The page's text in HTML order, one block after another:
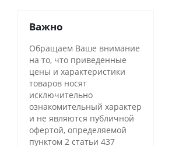
Важно
Обращаем Ваше внимание
на то, что приведенные
цены и характеристики
товаров носят
исключительно
ознакомительный характер
и не являются публичной
офертой, определяемой
пунктом 2 статьи 437